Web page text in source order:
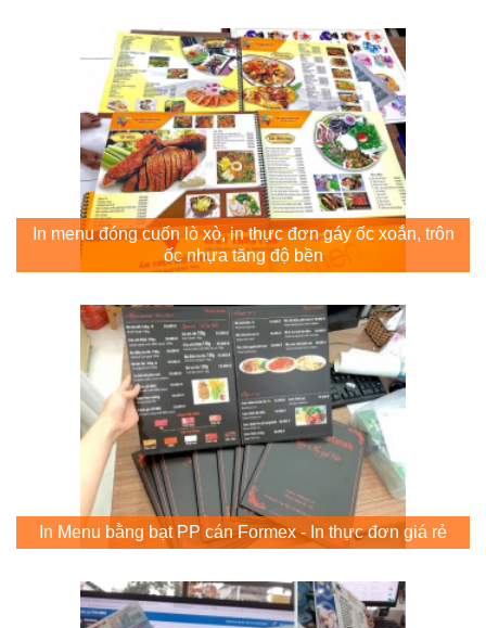
In menu đóng cuốn lò xò, in thực đơn gáy ốc xoắn, trôn
ốc nhựa tăng độ bền
In Menu bằng bạt PP cán Formex - In thực đơn giá rẻ